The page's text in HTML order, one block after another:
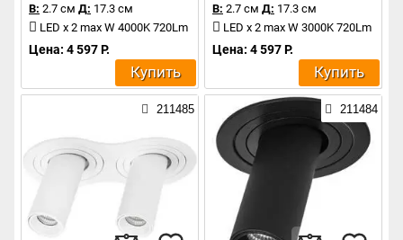
В: 2.7 см Д: 17.3 см
LED x 2 max W 4000K 720Lm
Цена: 4 597 Р.
Купить
В: 2.7 см Д: 17.3 см
LED x 2 max W 3000K 720Lm
Цена: 4 597 Р.
Купить
211485 211484